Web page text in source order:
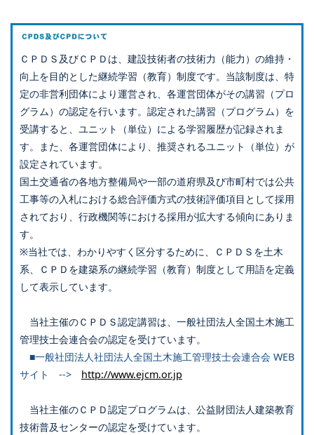
ＣＰＤＳ及びＣＰＤは、建設技術者の技術力（能力）の維持・
向上を目的とした継続学習（教育）制度です。当該制度は、特
定の非営利団体により運営され、各運営団体がその講習（プロ
グラム）の認定を行います。認定された講習（プログラム）を
受講すると、ユニット（単位）による学習履歴が記録されま
す。また、各運営団体により、推奨されるユニット（単位）が
設定されています。
国土交通省の各地方整備局や一部の道府県及び市町村では公共
工事等の入札における総合評価方式の技術評価項目として採用
されており、行政機関等における採用が拡大する傾向にありま
す。
※当社では、わかりやすく区分するために、ＣＰＤＳを土木
系、ＣＰＤを建築系の継続学習（教育）制度として用語を定義
して表示しています。
当社主催のＣＰＤＳ認定講習は、一般社団法人全国土木施工
管理技士会連合会の認定を受けています。
■一般社団法人社団法人全国土木施工管理技士会連合会 WEB
サイト --> http://www.ejcm.or.jp
当社主催のＣＰＤ認定プログラムは、公益財団法人建築教育
技術普及センターの認定を受けています。